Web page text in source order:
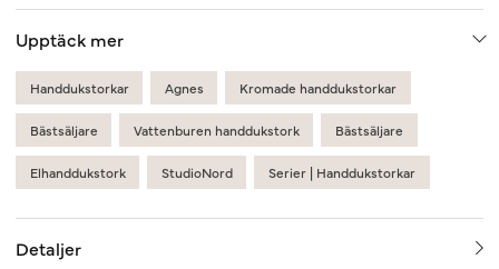
Upptäck mer
Handdukstorkar Agnes Kromade handdukstorkar
Bästsäljare Vattenburen handdukstork Bästsäljare
Elhanddukstork StudioNord Serier | Handdukstorkar
Detaljer